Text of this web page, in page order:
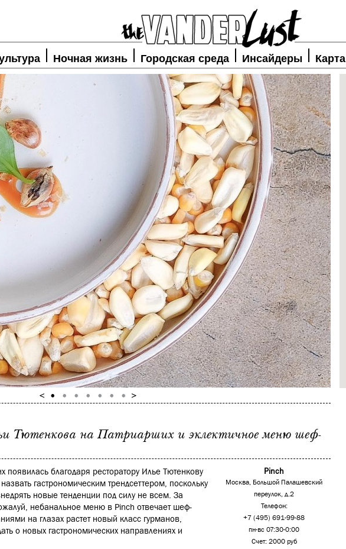
Ночная жизнь Городская среда Инсайдеры Карта
Тютенкова на Патриарших и эклектичное меню шеф-
Pinch
Москва, Большой Палашевский
переулок, д.2
Телефон:
+7 (495) 691-99-88
пн-вс 07:30-0:00
Счет: 2000 руб
появилась благодаря ресторатору Илье Тютенкову
гастрономическим трендсеттером, поскольку
новые тенденции под силу не всем. За
небанальное меню в Pinch отвечает шеф-
на глазах растет новый класс гурманов,
о новых гастрономических направлениях и